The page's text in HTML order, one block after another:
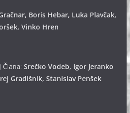
Boris Hebar, Luka Plavčak,
Vinko Hren
Člana: Srečko Vodeb, Igor Jeranko
Gradišnik, Stanislav Penšek